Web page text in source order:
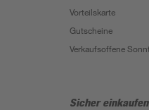
Vorteilskarte
Gutscheine
Verkaufsoffene
Sicher einkaufen